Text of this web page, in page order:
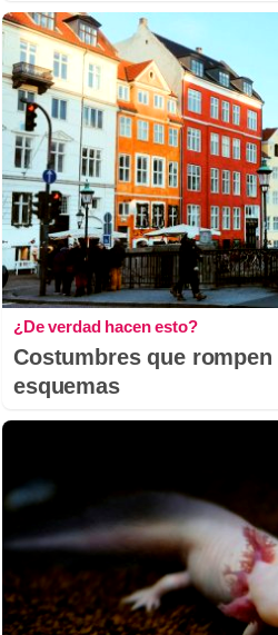
¿De verdad hacen esto?
Costumbres que
esquemas